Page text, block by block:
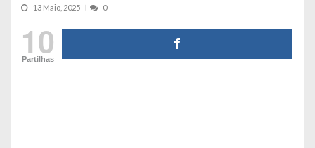
13 Maio, 2025 0
10
Partilhas